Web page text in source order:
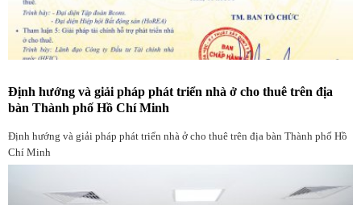
Định hướng và giải pháp phát triển nhà ở cho thuê trên địa
bàn Thành phố Hồ Chí Minh
Định hướng và giải pháp phát triển nhà ở cho thuê trên địa bàn Thành phố Hồ
Chí Minh